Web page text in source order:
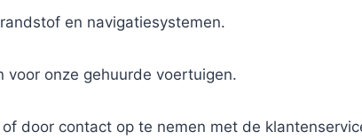
en navigatiesystemen.
onze gehuurde voertuigen.
door contact op te nemen met de